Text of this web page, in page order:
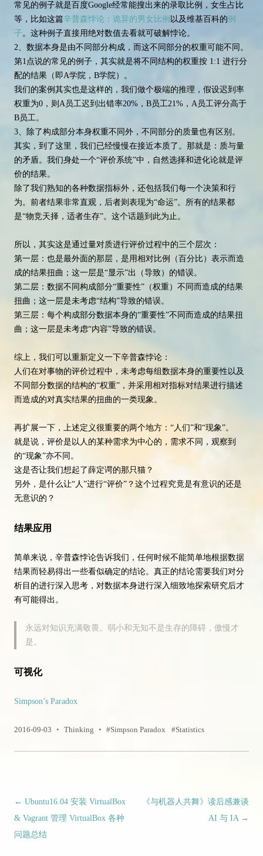
常见的例子就是百度Google经常能搜出来的录取比例，女生占比
等，比如这篇辛普森悖论：诡异的男女比例 以及维基百科的例
子。这种例子直接用绝对数值去看就可破解悖论。
2、数据本身是由不同部分构成，而这不同部分的权重可能不同。
第1点说的常见的例子，其实就是将不同结构的权重按 1:1 进行分
配的结果（即A学院，B学院）。
我们的案例其实也是这样的，我们做个极端的推理，假设迟到率
权重为0，则A员工迟到出错率20%，B员工21%，A员工评分高于
B员工。
3、除了构成部分本身权重不同外，不同部分的质量也有区别。
其实，到了这里，我们已经慢慢在接近本质了。那就是：质与量
的矛盾。我们身处一个“评价系统”中，自然选择和进化论就是评
价的结果。
除了我们熟知的各种数据指标外，还包括我们每一个决策和行
为。前者结果非常直观，后者则表现为“命运”。所有的结果都
是“物竞天择，适者生存”。这个话题到此为止。
所以，其实这是通过量对质进行评价过程中的三个层次：
第一层：也是最外面的那层，是用相对比例（百分比）表示而造
成的结果扭曲；这一层是“显示”出（导致）的错误。
第二层：数据不同构成部分“重要性”（权重）不同而造成的结果
扭曲；这一层是未考虑“结构”导致的错误。
第三层：每个构成部分数据本身的“重要性”不同而造成的结果扭
曲；这一层是未考虑“内容”导致的错误。
综上，我们可以重新定义一下辛普森悖论：
人们在对事物的评价过程中，未考虑每组数据本身的重要性以及
不同部分数据的结构的“权重”，并采用相对指标对结果进行描述
而造成的对真实结果的扭曲的一类现象。
再扩展一下，上述定义很重要的两个地方：“人们”和“现象”。
就是说，评价是以人的某种需求为中心的，需求不同，观察到
的“现象”亦不同。
这是否让我们想起了薛定谔的那只猫？
另外，是什么让“人”进行“评价”？这个过程究竟是有意识的还是
无意识的？
结果应用
简单来说，辛普森悖论告诉我们，任何时候不能简单地根据数据
结果而轻易得出一些看似确定的结论。真正的结论需要我们对分
析目的进行深入思考，对数据本身进行深入细致地探索研究后才
有可能得出。
永远对知识充满敬畏。弱小和无知不是生存的障碍，傲慢才
是。
可视化
Simpson’s Paradox
2016-09-03 • Thinking • Simpson Paradox Statistics
文章导航
← Ubuntu16.04 安装 VirtualBox
& Vagrant 管理 VirtualBox 各种
问题总结
《与机器人共舞》读后感兼谈
AI 与 IA →